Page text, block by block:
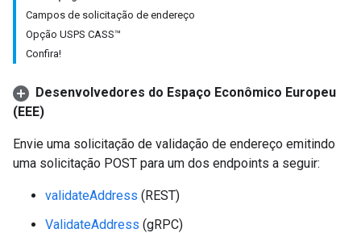
Campos de solicitação de endereço
Opção USPS CASS™
Confira!
Desenvolvedores do Espaço Econômico Europeu
(EEE)
Envie uma solicitação de validação de endereço emitindo
uma solicitação POST para um dos endpoints a seguir:
validateAddress (REST)
ValidateAddress (gRPC)